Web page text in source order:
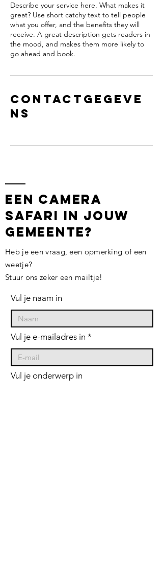
Describe your service here. What makes it
great? Use short catchy text to tell people
what you offer, and the benefits they will
receive. A great description gets readers in
the mood, and makes them more likely to
go ahead and book.
Contactgegeve
ns
EEn camera
safari in jouw
gemeente?
Heb je een vraag, een opmerking of een
weetje?
Stuur ons zeker een mailtje!
Vul je naam in
Vul je e-mailadres in
Vul je onderwerp in